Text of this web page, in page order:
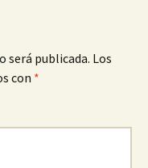
será publicada. Los
con *